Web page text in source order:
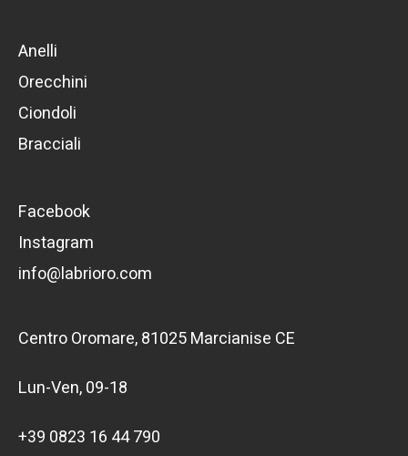
Anelli
Orecchini
Ciondoli
Bracciali
Facebook
Instagram
info@labrioro.com
Centro Oromare, 81025 Marcianise CE
Lun-Ven, 09-18
+39 0823 16 44 790